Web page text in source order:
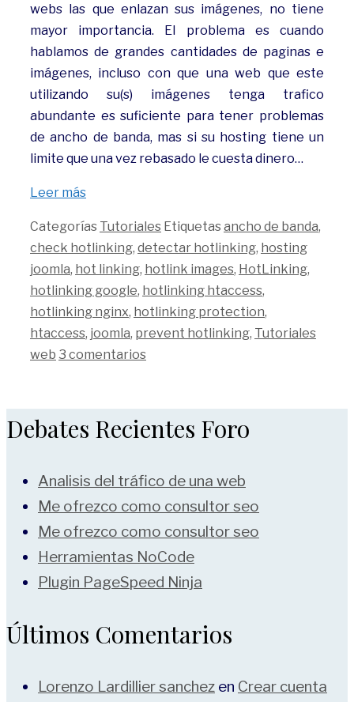
webs las que enlazan sus imágenes, no tiene
mayor importancia. El problema es cuando
hablamos de grandes cantidades de paginas e
imágenes, incluso con que una web que este
utilizando su(s) imágenes tenga trafico
abundante es suficiente para tener problemas
de ancho de banda, mas si su hosting tiene un
limite que una vez rebasado le cuesta dinero…
Leer más
Categorías Tutoriales Etiquetasancho de banda,
check hotlinking, detectar hotlinking, hosting
joomla, hot linking, hotlink images, HotLinking,
hotlinking google, hotlinking htaccess,
hotlinking nginx, hotlinking protection,
htaccess, joomla, prevent hotlinking, Tutoriales
web 3 comentarios
Debates Recientes Foro
Analisis del tráfico de una web
Me ofrezco como consultor seo
Me ofrezco como consultor seo
Herramientas NoCode
Plugin PageSpeed Ninja
Últimos Comentarios
Lorenzo Lardillier sanchez en Crear cuenta